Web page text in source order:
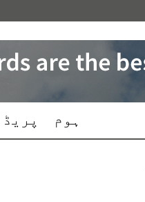
ہوم پریڈ 2026